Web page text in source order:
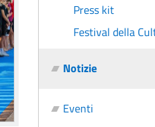
Press kit
Festival della
Notizie
Eventi